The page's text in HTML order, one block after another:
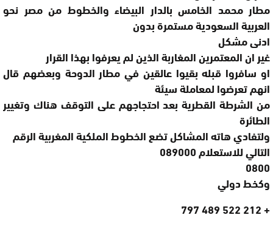
مطار محمد الخامس بالدار البيضاء والخطوط من مصر نحو
العربية السعودية مستمرة بدون
ادنى مشكل
غير ان المعتمرين المغاربة الذين لم يعرفوا بهذا القرار
او سافروا قبله بقيوا عالقين في مطار الدوحة وبعضهم قال
انهم تعرضوا لمعاملة سيئة
من الشرطة القطرية بعد احتجاجهم على التوقف هناك وتغيير
الطائرة
ولتفادي هاته المشاكل تضع الخطوط الملكية المغربية الرقم
التالي للاستعلام 089000
0800
وكخط دولي
+ 212 522 489 797